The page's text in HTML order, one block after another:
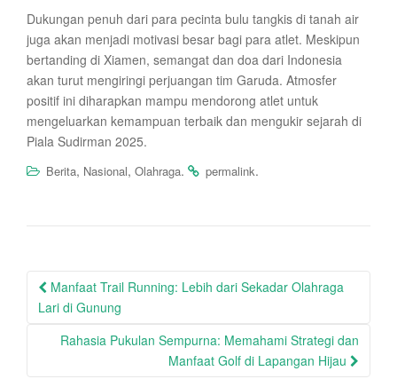
Dukungan penuh dari para pecinta bulu tangkis di tanah air
juga akan menjadi motivasi besar bagi para atlet. Meskipun
bertanding di Xiamen, semangat dan doa dari Indonesia
akan turut mengiringi perjuangan tim Garuda. Atmosfer
positif ini diharapkan mampu mendorong atlet untuk
mengeluarkan kemampuan terbaik dan mengukir sejarah di
Piala Sudirman 2025.
Berita, Nasional, Olahraga. permalink.
Post
navigation
Manfaat Trail Running: Lebih dari Sekadar Olahraga
Lari di Gunung
Rahasia Pukulan Sempurna: Memahami Strategi dan
Manfaat Golf di Lapangan Hijau